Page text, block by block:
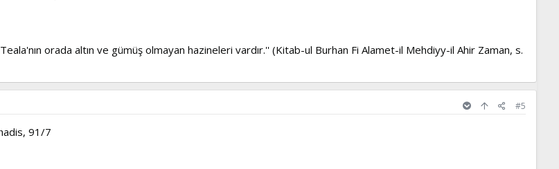
orada altın ve gümüş olmayan hazineleri vardır.'' (Kitab-ul Burhan Fi Alamet-il Mehdiyy-il Ahir Zaman, s.
#5
91/7